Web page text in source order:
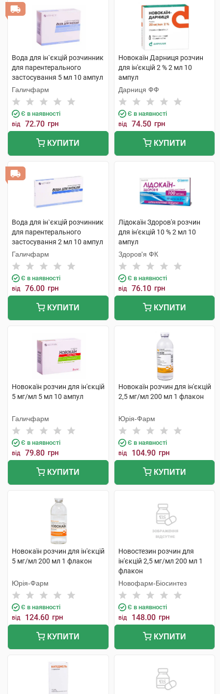
Вода для ін`єкцій розчинник
для парентерального
застосування 5 мл 10 ампул
Галичфарм
Є в наявності
від 72.70 грн
КУПИТИ
Новокаїн Дарниця розчин
для ін'єкцій 2 % 2 мл 10
ампул
Дарниця ФФ
Є в наявності
від 74.50 грн
КУПИТИ
Вода для ін`єкцій розчинник
для парентерального
застосування 2 мл 10 ампул
Галичфарм
Є в наявності
від 76.00 грн
КУПИТИ
Лідокаїн Здоров'я розчин
для ін'єкцій 10 % 2 мл 10
ампул
Здоров'я ФК
Є в наявності
від 76.10 грн
КУПИТИ
Новокаїн розчин для ін'єкцій
5 мг/мл 5 мл 10 ампул
Галичфарм
Є в наявності
від 79.80 грн
КУПИТИ
Новокаїн розчин для ін'єкцій
2,5 мг/мл 200 мл 1 флакон
Юрія-Фарм
Є в наявності
від 104.90 грн
КУПИТИ
Новокаїн розчин для ін'єкцій
5 мг/мл 200 мл 1 флакон
Юрія-Фарм
Є в наявності
від 124.60 грн
КУПИТИ
Новостезин розчин для
ін'єкцій 2,5 мг/мл 200 мл 1
флакон
Новофарм-Біосинтез
Є в наявності
від 148.00 грн
КУПИТИ